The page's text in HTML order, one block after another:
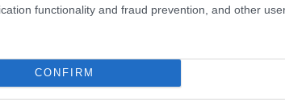
functionality and fraud prevention, and other
CONFIRM
Virág / zene: Kollár-Klemencz
békében – Erdős-Kollár dalnak,
feldolgozást fog ez még megélni és mennyit